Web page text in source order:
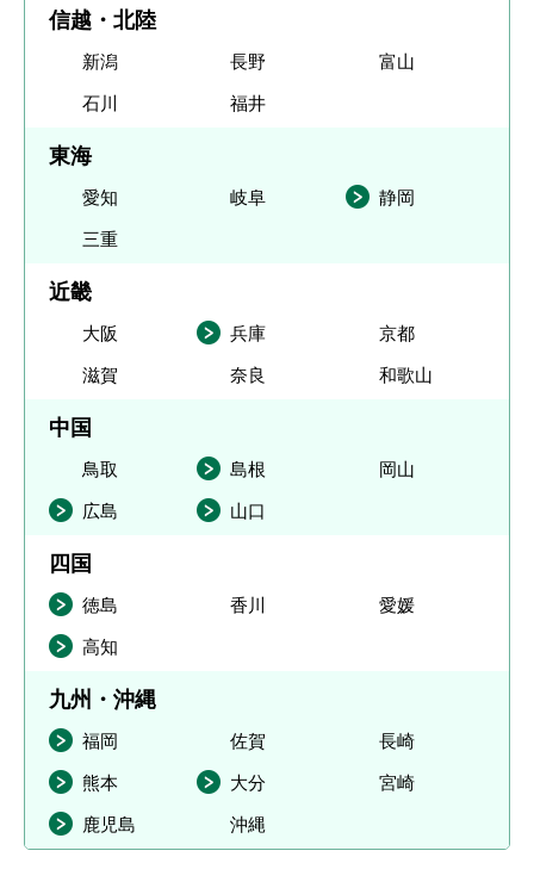
信越・北陸
新潟 長野 富山
石川 福井
東海
愛知 岐阜 静岡
三重
近畿
大阪 兵庫 京都
滋賀 奈良 和歌山
中国
鳥取 島根 岡山
広島 山口
四国
徳島 香川 愛媛
高知
九州・沖縄
福岡 佐賀 長崎
熊本 大分 宮崎
鹿児島 沖縄